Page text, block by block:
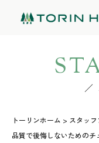
トーリンホーム > スタッ
品質で後悔しないためのチ